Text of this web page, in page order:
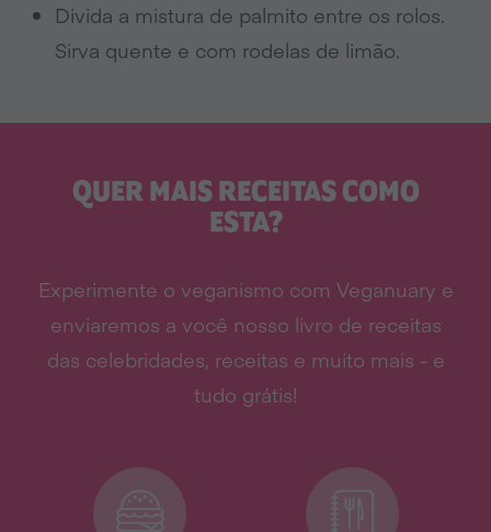
Divida a mistura de palmito entre os rolos.
Sirva quente e com rodelas de limão.
QUER MAIS RECEITAS COMO
ESTA?
Experimente o veganismo com Veganuary e
enviaremos a você nosso livro de receitas
das celebridades, receitas e muito mais - e
tudo grátis!